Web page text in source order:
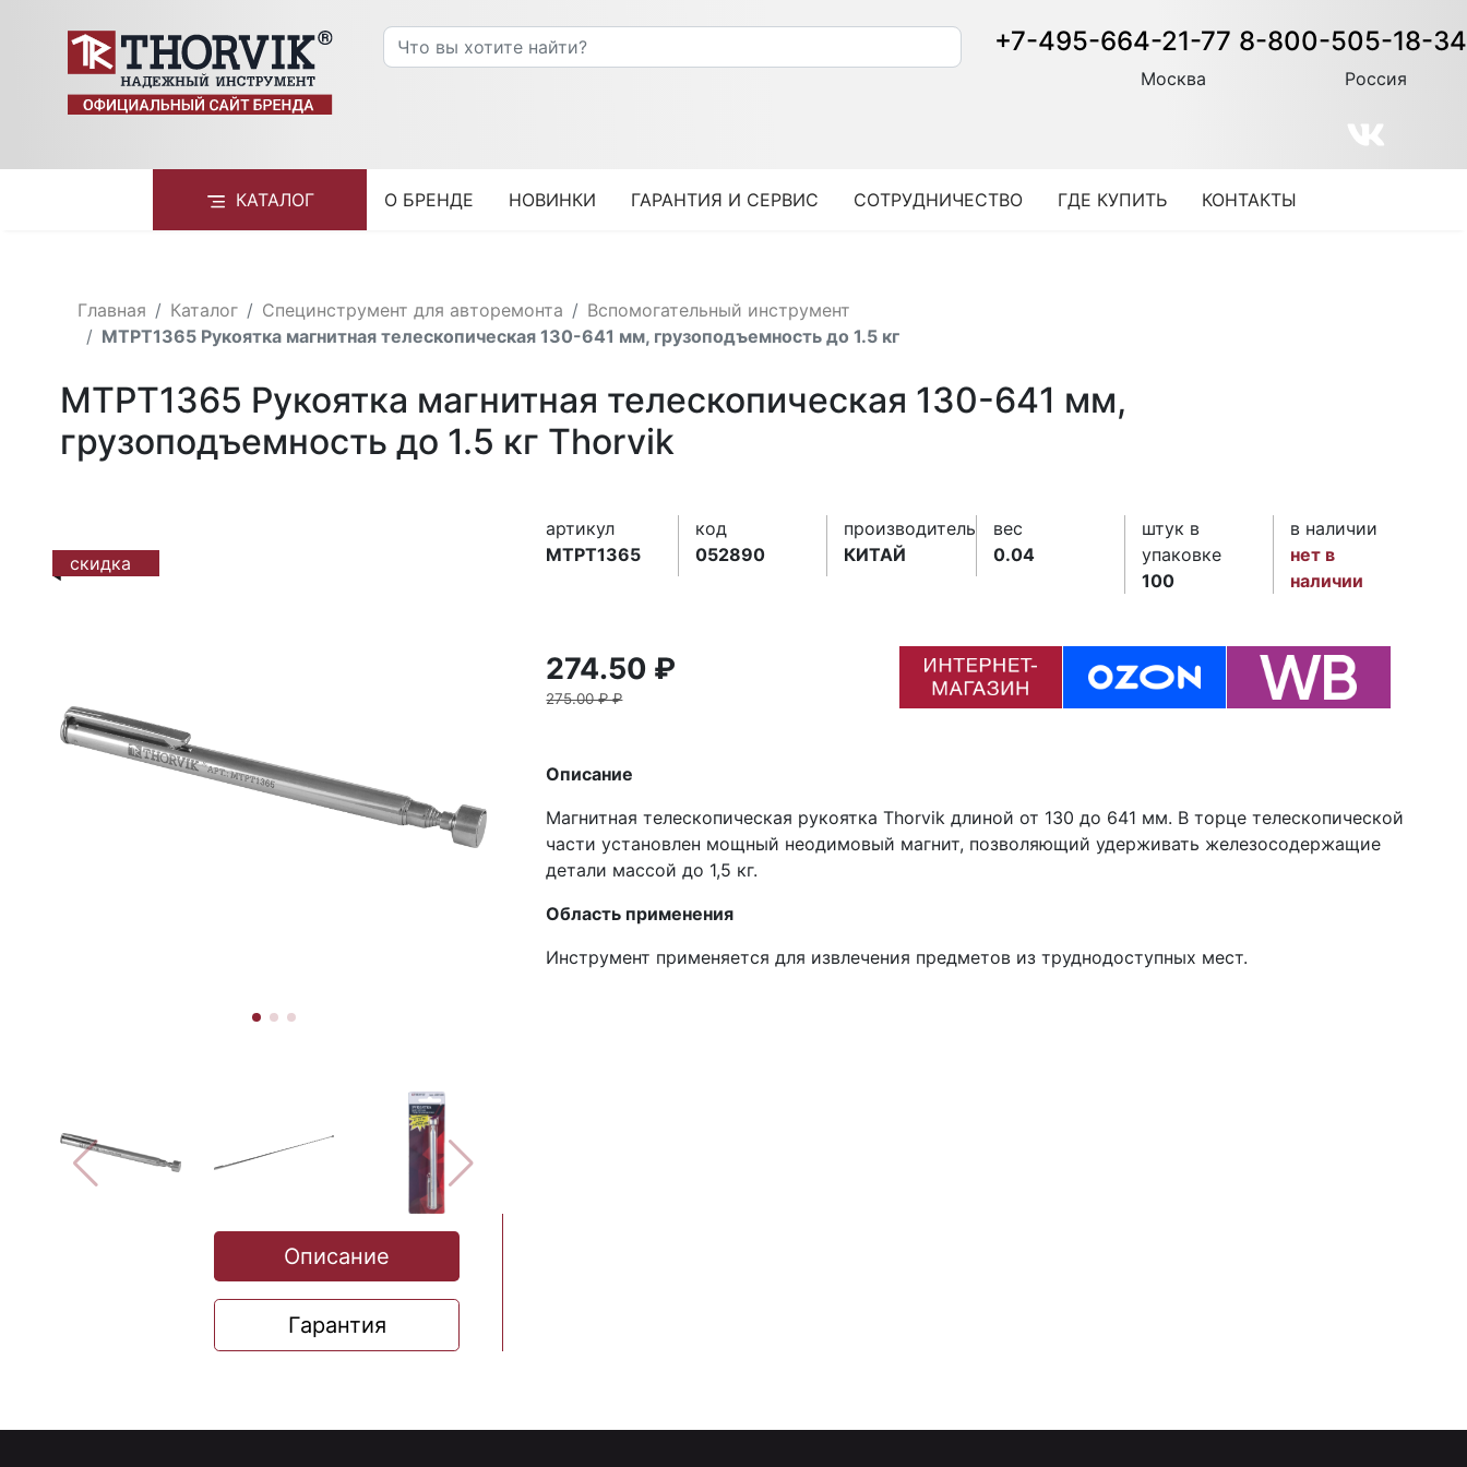
+7-495-664-21-77
Москва
8-800-505-18-34
Россия
КАТАЛОГ О БРЕНДЕ НОВИНКИ ГАРАНТИЯ И СЕРВИС СОТРУДНИЧЕСТВО ГДЕ КУПИТЬ КОНТАКТЫ
Главная Каталог Специнструмент для авторемонта
Вспомогательный инструмент
MTPT1365 Рукоятка магнитная телескопическая 130-641 мм, грузоподъемность до 1.5 кг
MTPT1365 Рукоятка магнитная телескопическая 130-641 мм,
грузоподъемность до 1.5 кг Thorvik
скидка
Описание
Гарантия
артикул
MTPT1365
код
052890
производитель
КИТАЙ
вес
0.04
штук в
упаковке
100
в наличии
нет в
наличии
274.50 ₽
275.00 ₽ ₽
Описание
Магнитная телескопическая рукоятка Thorvik длиной от 130 до 641 мм. В торце телескопической
части установлен мощный неодимовый магнит, позволяющий удерживать железосодержащие
детали массой до 1,5 кг.
Область применения
Инструмент применяется для извлечения предметов из труднодоступных мест.